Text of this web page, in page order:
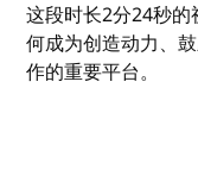
这段时长2分24秒的
何成为创造动力、
作的重要平台。